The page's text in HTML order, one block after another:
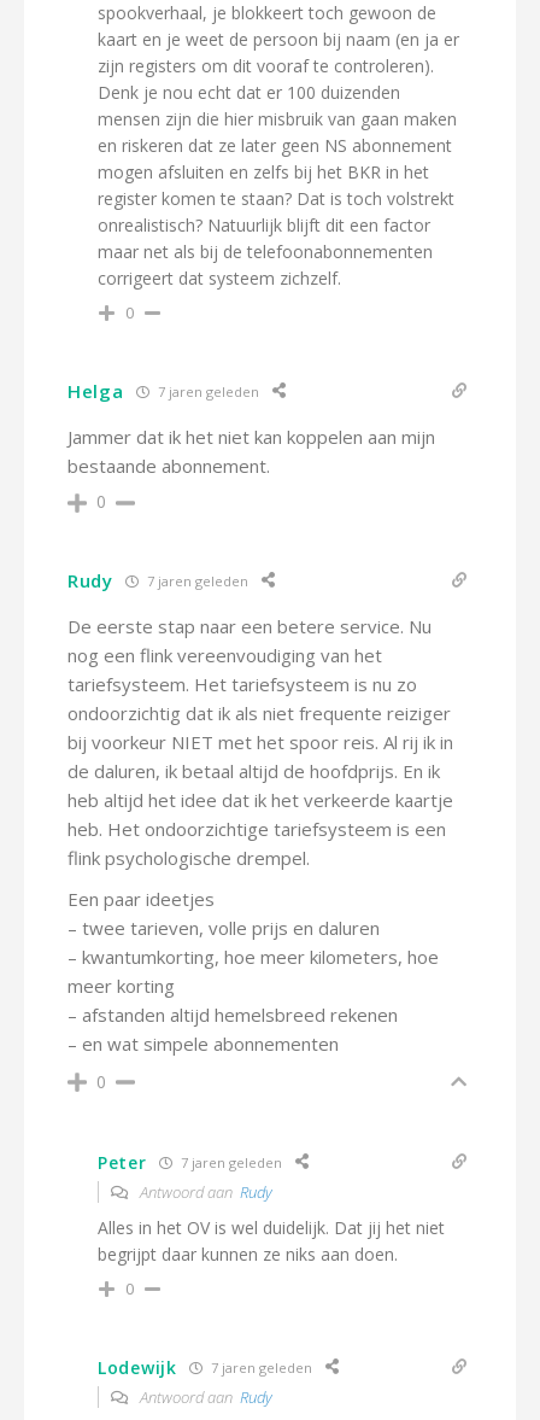
spookverhaal, je blokkeert toch gewoon de
kaart en je weet de persoon bij naam (en ja er
zijn registers om dit vooraf te controleren).
Denk je nou echt dat er 100 duizenden
mensen zijn die hier misbruik van gaan maken
en riskeren dat ze later geen NS abonnement
mogen afsluiten en zelfs bij het BKR in het
register komen te staan? Dat is toch volstrekt
onrealistisch? Natuurlijk blijft dit een factor
maar net als bij de telefoonabonnementen
corrigeert dat systeem zichzelf.
0
Helga 7 jaren geleden
Jammer dat ik het niet kan koppelen aan mijn
bestaande abonnement.
0
Rudy 7 jaren geleden
De eerste stap naar een betere service. Nu
nog een flink vereenvoudiging van het
tariefsysteem. Het tariefsysteem is nu zo
ondoorzichtig dat ik als niet frequente reiziger
bij voorkeur NIET met het spoor reis. Al rij ik in
de daluren, ik betaal altijd de hoofdprijs. En ik
heb altijd het idee dat ik het verkeerde kaartje
heb. Het ondoorzichtige tariefsysteem is een
flink psychologische drempel.
Een paar ideetjes
– twee tarieven, volle prijs en daluren
– kwantumkorting, hoe meer kilometers, hoe
meer korting
– afstanden altijd hemelsbreed rekenen
– en wat simpele abonnementen
0
Peter 7 jaren geleden
Antwoord aan Rudy
Alles in het OV is wel duidelijk. Dat jij het niet
begrijpt daar kunnen ze niks aan doen.
0
Lodewijk 7 jaren geleden
Antwoord aan Rudy